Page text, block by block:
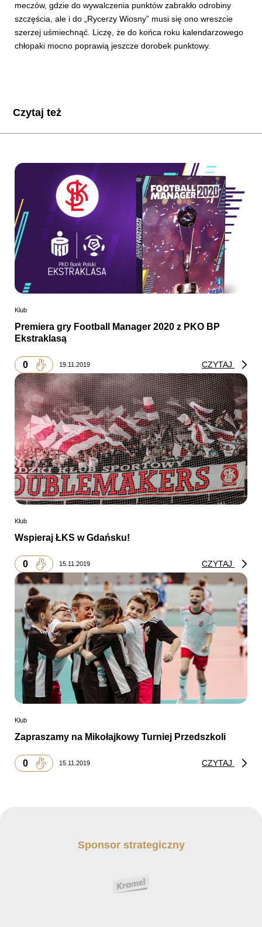
meczów, gdzie do wywalczenia punktów zabrakło odrobiny
szczęścia, ale i do „Rycerzy Wiosny” musi się ono wreszcie
szerzej uśmiechnąć. Liczę, że do końca roku kalendarzowego
chłopaki mocno poprawią jeszcze dorobek punktowy.
Czytaj też
Klub
Premiera gry Football Manager 2020 z PKO BP
Ekstraklasą
0 19.11.2019 CZYTAJ
Klub
Wspieraj ŁKS w Gdańsku!
0 15.11.2019 CZYTAJ
Klub
Zapraszamy na Mikołajkowy Turniej Przedszkoli
0 15.11.2019 CZYTAJ
Sponsor strategiczny